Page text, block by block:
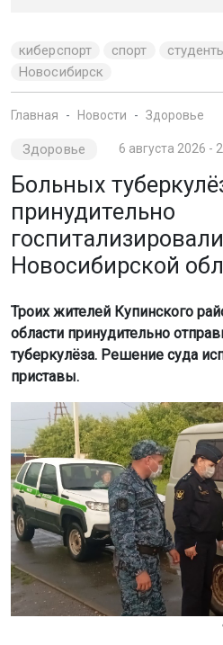
киберспорт спорт
Новосибирск
Главная Новости Здоровье
Здоровье 6 августа 2026 -
Больных
принудительно
Новосибирской
Троих жителей Купинского
области принудительно
туберкулёза. Решение суда
приставы.